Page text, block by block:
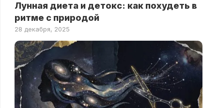
Лунная диета и детокс: как похудеть в
ритме с природой
28 декабря, 2025